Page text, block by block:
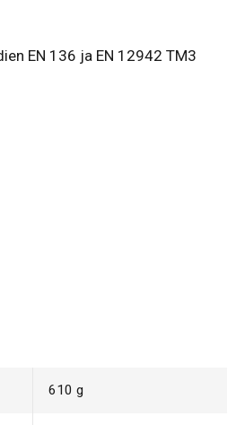
EN 136 ja EN 12942 TM3
610 g